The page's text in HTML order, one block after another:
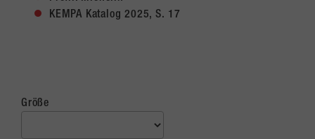
KEMPA Katalog 2025, S. 17
Größe